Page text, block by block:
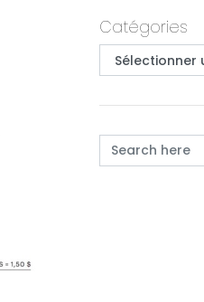
Primary
Catégories
Catégories
Search for: